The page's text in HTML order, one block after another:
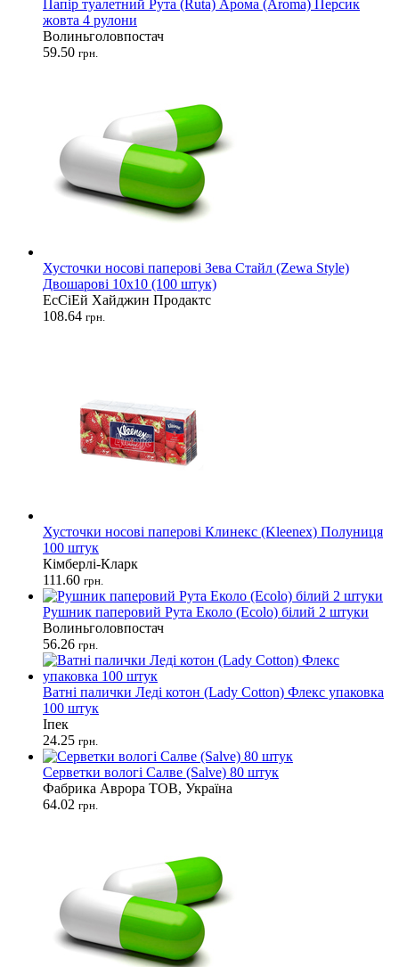
Папір туалетний Рута (Ruta) Арома (Aroma) Персик
жовта 4 рулони
Волиньголовпостач
59.50 грн.
Хусточки носові паперові Зева Стайл (Zewa Style)
Двошарові 10х10 (100 штук)
ЕсСіЕй Хайджин Продактс
108.64 грн.
Хусточки носові паперові Клинекс (Kleenex) Полуниця
100 штук
Кімберлі-Кларк
111.60 грн.
Рушник паперовий Рута Еколо (Ecolo) білий 2 штуки
Волиньголовпостач
56.26 грн.
Ватні палички Леді котон (Lady Cotton) Флекс упаковка
100 штук
Іпек
24.25 грн.
Серветки вологі Салве (Salve) 80 штук
Фабрика Аврора ТОВ, Україна
64.02 грн.